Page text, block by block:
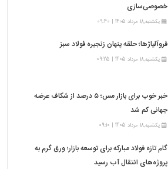
خصوصی‌سازی
یکشنبه,18 مرداد 1405 | 09:40
فروآلیاژها؛ حلقه پنهان زنجیره فولاد سبز
یکشنبه,18 مرداد 1405 | 09:25
خبر خوب برای بازار مس؛ ۵ درصد از شکاف عرضه
جهانی کم شد
یکشنبه,18 مرداد 1405 | 09:10
گام تازه فولاد مبارکه برای توسعه بازار؛ ورق گرم به
پروژه‌های انتقال آب رسید